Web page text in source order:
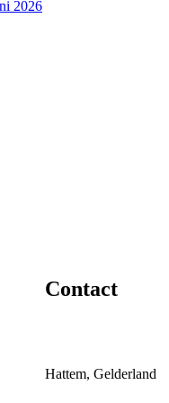
Contact
Hattem, Gelderland